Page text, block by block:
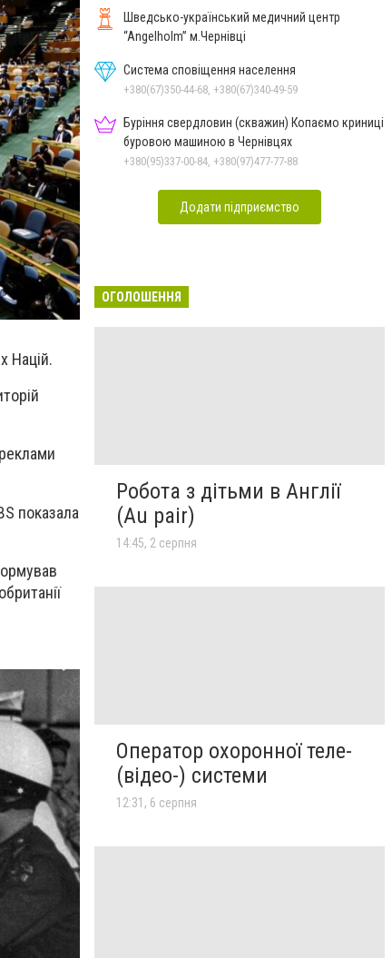
Націй.
показала
Шведсько-український медичний центр
“Angelholm” м.Чернівці
Система сповіщення населення
+380(67)350-44-68, +380(67)340-49-59
Буріння свердловин (скважин) Копаємо криниці
буровою машиною в Чернівцях
+380(95)337-00-84, +380(97)477-77-88
Додати підприємство
ОГОЛОШЕННЯ
Робота з дітьми в Англії
(Au pair)
14:45, 2 серпня
Оператор охоронної теле-
(відео-) системи
12:31, 6 серпня